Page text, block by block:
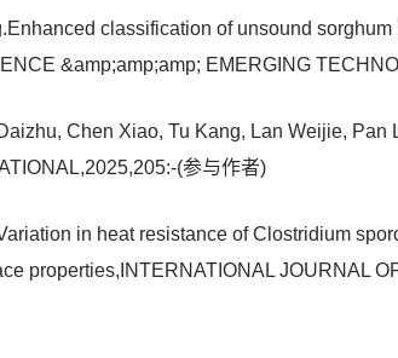
classification of unsound
&amp;amp;amp; EMERGING
Chen Xiao, Tu Kang, Lan Weijie, Pan
(参与作者)
in heat resistance of Clostridium
properties,INTERNATIONAL JOURNAL